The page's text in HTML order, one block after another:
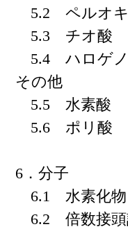
5.2 ペルオ
5.3 チオ酸
5.4 ハロゲノ
その他
5.5 水素酸
5.6 ポリ酸
6．分子
6.1 水素化物
6.2 倍数接頭